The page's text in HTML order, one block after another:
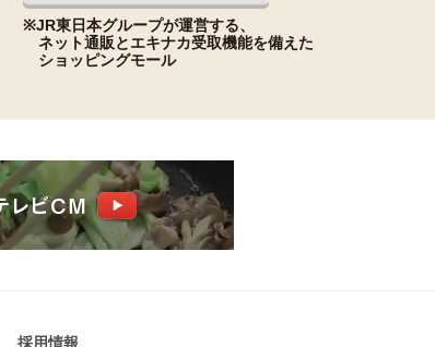
※JR東日本グループが運営する、
ネット通販とエキナカ受取機能を備えた
ショッピングモール
採​用​情​報